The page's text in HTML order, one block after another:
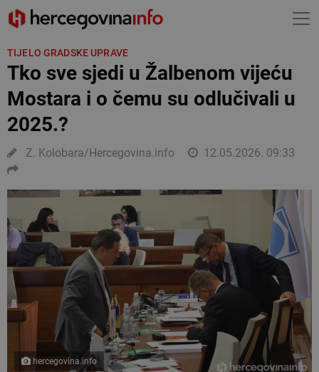
TIJELO GRADSKE UPRAVE
Tko sve sjedi u Žalbenom vijeću
Mostara i o čemu su odlučivali u
2025.?
Z. Kolobara/Hercegovina.info 12.05.2026. 09:33
hercegovina.info